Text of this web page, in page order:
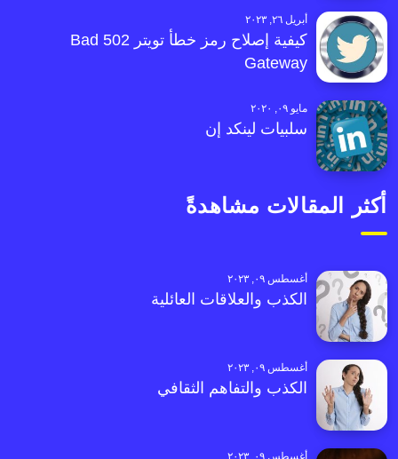
أبريل ٢٦, ٢٠٢٣
كيفية إصلاح رمز خطأ تويتر 502 Bad
Gateway
مايو ٠٩, ٢٠٢٠
سلبيات لينكد إن
أكثر المقالات مشاهدةً
أغسطس ٠٩, ٢٠٢٣
الكذب والعلاقات العائلية
أغسطس ٠٩, ٢٠٢٣
الكذب والتفاهم الثقافي
أغسطس ٠٩, ٢٠٢٣